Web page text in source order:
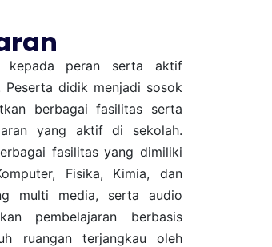
kepada peran serta aktif
didik menjadi sosok
berbagai fasilitas serta
yang aktif di sekolah.
fasilitas yang dimiliki
Fisika, Kimia, dan
multi media, serta audio
pembelajaran berbasis
ruangan terjangkau oleh